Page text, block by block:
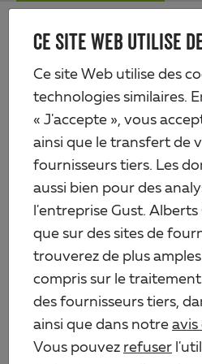
CE SITE WEB UTILISE
Ce site Web utilise des
technologies similaires.
« J'accepte », vous
ainsi que le transfert de
fournisseurs tiers. Les
aussi bien pour des
l'entreprise Gust. Alberts
que sur des sites de
trouverez de plus
compris sur le
des fournisseurs tiers,
ainsi que dans notre
Vous pouvez refuser
Skip
content
Alberts
Produits Quincaillerie
Ferrures pour
Verrou baïonnette pour portails en bois